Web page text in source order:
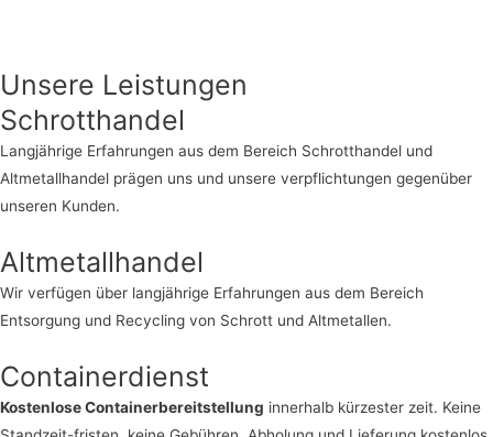
Unsere Leistungen
Schrotthandel
Langjährige Erfahrungen aus dem Bereich Schrotthandel und
Altmetallhandel prägen uns und unsere verpflichtungen gegenüber
unseren Kunden.
Altmetallhandel
Wir verfügen über langjährige Erfahrungen aus dem Bereich
Entsorgung und Recycling von Schrott und Altmetallen.
Containerdienst
Kostenlose Containerbereitstellung innerhalb kürzester zeit. Keine